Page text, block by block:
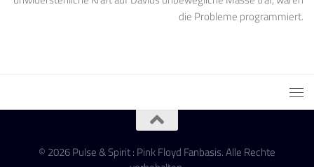
die Probleme programmiert.
© 2026 Pulse & Spirit : Pink Floyd Fanbasis. Alle Rechte